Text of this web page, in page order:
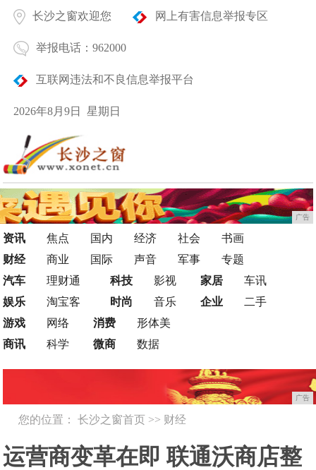
长沙之窗欢迎您 网上有害信息举报专区
举报电话：962000
互联网违法和不良信息举报平台
2026年8月9日 星期日
广告
资讯 焦点 国内 经济 社会
书画
财经
商业 国际 声音 军事
专题
汽车
理财通
娱乐
淘宝客
科技
影视
时尚
音乐
家居
车讯
企业
二手
游戏
网络
商讯
科学
消费
形体美
微商
数据
广告
您的位置：长沙之窗首页 >> 财经
运营商变革在即 联通沃商店整